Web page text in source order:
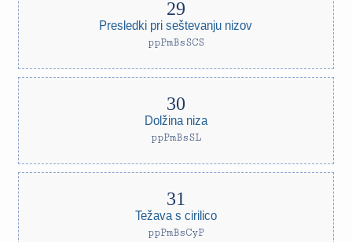
Presledki pri seštevanju nizov
ppPmBsSCS
Dolžina niza
ppPmBsSL
Težava s cirilico
ppPmBsCyP